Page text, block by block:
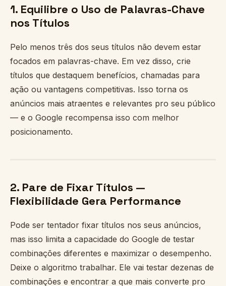
1. Equilibre o Uso de Palavras-Chave
nos Títulos
Pelo menos três dos seus títulos não devem estar
focados em palavras-chave. Em vez disso, crie
títulos que destaquem benefícios, chamadas para
ação ou vantagens competitivas. Isso torna os
anúncios mais atraentes e relevantes pro seu público
— e o Google recompensa isso com melhor
posicionamento.
2. Pare de Fixar Títulos —
Flexibilidade Gera Performance
Pode ser tentador fixar títulos nos seus anúncios,
mas isso limita a capacidade do Google de testar
combinações diferentes e maximizar o desempenho.
Deixe o algoritmo trabalhar. Ele vai testar dezenas de
combinações e encontrar a que mais converte pro